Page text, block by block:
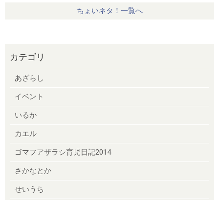
ちょいネタ！一覧へ
カテゴリ
あざらし
イベント
いるか
カエル
ゴマフアザラシ育児日記2014
さかなとか
せいうち